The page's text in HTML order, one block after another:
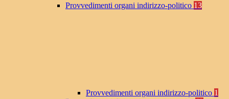
Provvedimenti organi indirizzo-politico 13
Provvedimenti organi indirizzo-politico 1